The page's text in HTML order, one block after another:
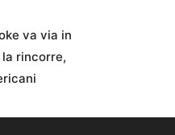
va via in
la rincorre,